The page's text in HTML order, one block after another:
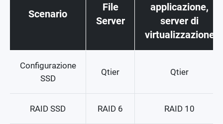
Scenario
File
Server
applicazione,
server di
virtualizzazione
Configurazione
SSD
Qtier Qtier
RAID SSD RAID 6 RAID 10